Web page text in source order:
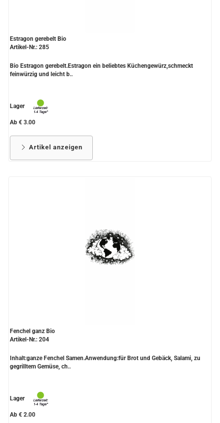
Estragon gerebelt Bio
Artikel-Nr.: 285
Bio Estragon gerebelt.Estragon ein beliebtes Küchengewürz,schmeckt
feinwürzig und leicht b..
Lager
Ab € 3.00
Artikel anzeigen
Fenchel ganz Bio
Artikel-Nr.: 204
Inhalt:ganze Fenchel Samen.Anwendung:für Brot und Gebäck, Salami, zu
gegrilltem Gemüse, ch..
Lager
Ab € 2.00